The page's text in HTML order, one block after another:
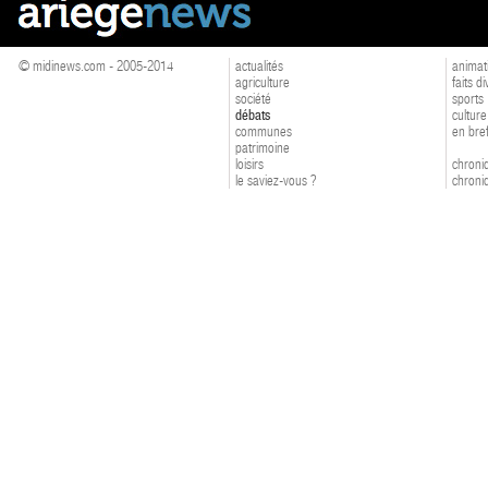
© midinews.com - 2005-2014
actualités
agriculture
société
débats
communes
patrimoine
loisirs
le saviez-vous ?
faits
sports
culture
en bref